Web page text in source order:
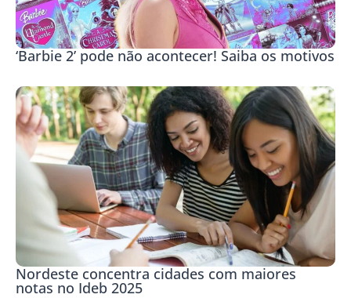
‘Barbie 2’ pode não acontecer! Saiba os motivos
Nordeste concentra cidades com maiores
notas no Ideb 2025